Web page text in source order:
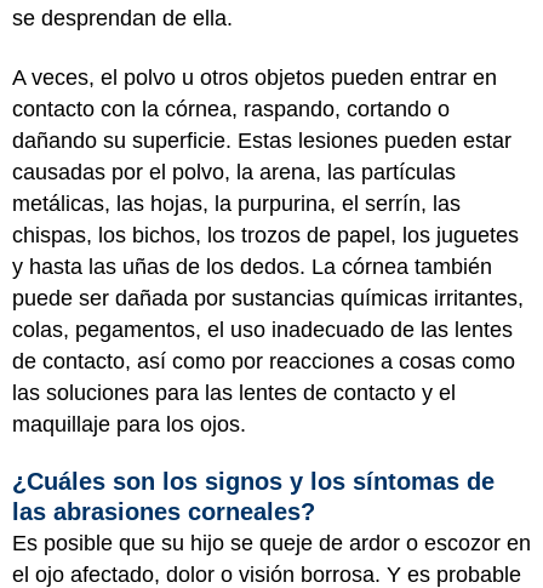
se desprendan de ella.
A veces, el polvo u otros objetos pueden entrar en
contacto con la córnea, raspando, cortando o
dañando su superficie. Estas lesiones pueden estar
causadas por el polvo, la arena, las partículas
metálicas, las hojas, la purpurina, el serrín, las
chispas, los bichos, los trozos de papel, los juguetes
y hasta las uñas de los dedos. La córnea también
puede ser dañada por sustancias químicas irritantes,
colas, pegamentos, el uso inadecuado de las lentes
de contacto, así como por reacciones a cosas como
las soluciones para las lentes de contacto y el
maquillaje para los ojos.
¿Cuáles son los signos y los síntomas de
las abrasiones corneales?
Es posible que su hijo se queje de ardor o escozor en
el ojo afectado, dolor o visión borrosa. Y es probable